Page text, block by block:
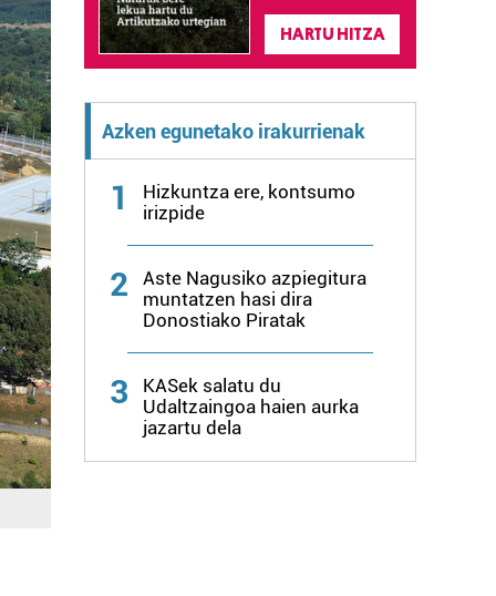
HARTU HITZA
Azken egunetako irakurrienak
1
Hizkuntza ere, kontsumo
irizpide
2
Aste Nagusiko azpiegitura
muntatzen hasi dira
Donostiako Piratak
3
KASek salatu du
Udaltzaingoa haien aurka
jazartu dela